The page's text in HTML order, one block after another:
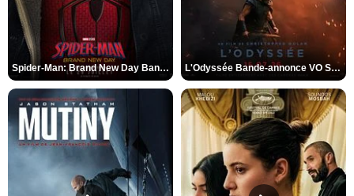
Spider-Man: Brand New Day Bande-annonce VO STFR L'Odyssée Bande-annonce VO STFR